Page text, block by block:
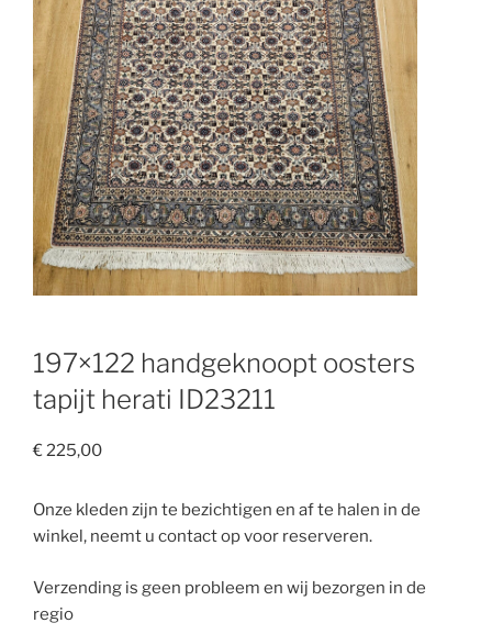
197×122 handgeknoopt oosters
tapijt herati ID23211
€225,00
Onze kleden zijn te bezichtigen en af te halen in de
winkel, neemt u contact op voor reserveren.
Verzending is geen probleem en wij bezorgen in de
regio